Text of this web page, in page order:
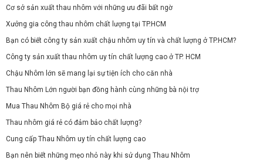
Cơ sở sản xuất thau nhôm với những ưu đãi bất ngờ
Xưởng gia công thau nhôm chất lượng tại TP.HCM
Bạn có biết công ty sản xuất chậu nhôm uy tín và chất lượng ở TP.HCM?
Công ty sản xuất thau nhôm uy tín chất lượng cao ở TP. HCM
Chậu Nhôm lớn sẽ mang lại sự tiện ích cho căn nhà
Thau Nhôm Lớn người bạn đồng hành cùng những bà nội trợ
Mua Thau Nhôm Bộ giá rẻ cho mọi nhà
Thau nhôm giá rẻ có đảm bảo chất lượng?
Cung cấp Thau Nhôm uy tín chất lượng cao
Bạn nên biết những mẹo nhỏ này khi sử dụng Thau Nhôm